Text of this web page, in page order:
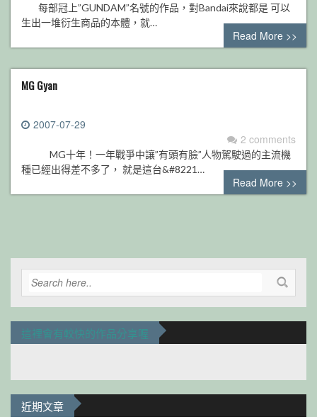
每部冠上”GUNDAM”名號的作品，對Bandai來說都是 可以
生出一堆衍生商品的本體，就…
Read More >>
MG Gyan
2007-07-29
2 comments
MG十年！一年戰爭中讓”有頭有臉”人物駕駛過的主流機
種已經出得差不多了， 就是這台&#8221…
Read More >>
這裡會有較快的作品分享喔
近期文章